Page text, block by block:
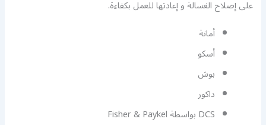
على إصلاح الغسالة و إعادتها للعمل بكفاءة.
أمانة
أسكو
بوش
داكور
DCS بواسطة Fisher & Paykel